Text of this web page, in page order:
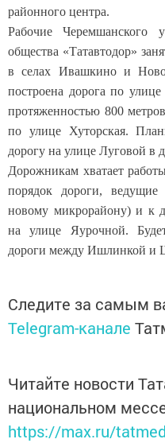
районного центра.
Рабочие Черемшанского
общества «Татавтодор»
в селах Ивашкино и
построена дорога по
протяженностью 800
по улице Хуторская.
дорогу на улице Луговой в
Дорожникам хватает
порядок дороги,
новому микрорайону) и к
на улице Яурочной.
дороги между Ишлинкой и
Следите за самым
Telegram-канале
Читайте новости
национальном
https://max.ru/